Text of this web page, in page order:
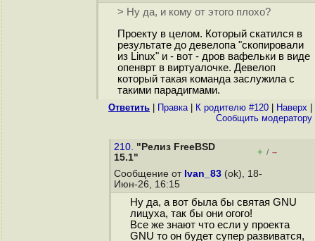
> Ну да, и кому от этого плохо?
Проекту в целом. Который скатился в
результате до девелопа "скопировали
из Linux" и - вот - дров вафельки в виде
опенврт в виртуалочке. Девелоп
который такая команда заслужила с
такими парадигмами.
Ответить Правка| К родителю #120 Наверх
Cообщить модератору
210. "Релиз FreeBSD
15.1"
+ / –
Сообщение от Ivan_83 (ok), 18-
Июн-26, 16:15
Ну да, а вот была бы святая GNU
лицуха, так бы они огого!
Все же знают что если у проекта
GNU то он будет супер развиватся,